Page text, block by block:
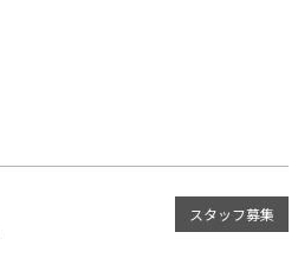
スタッフ募集